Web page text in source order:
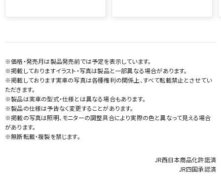
※価格・発売月は製品発売前では予定を表示しています。
※掲載しておりますイラスト・写真は製品と一部異なる場合があります。
※掲載しております実車の写真は各種権利の関係上、すべて転載禁止とさせてい
ただきます。
※製品は実車の型式・仕様とは異なる場合もあります。
※製品の仕様は予告なく変更することがあります。
※掲載の写真は照明、モニターの調整具合により実際の色と異なって見える場合
があります。
※無断転載・複製を禁じます。
JR西日本商品化許諾済
JR四国承認済